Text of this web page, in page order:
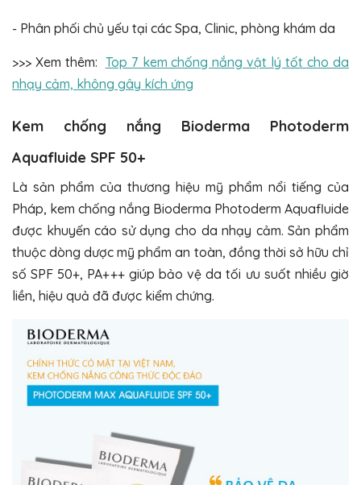
- Phân phối chủ yếu tại các Spa, Clinic, phòng khám da
>>> Xem thêm: Top 7 kem chống nắng vật lý tốt cho da
nhạy cảm, không gây kích ứng
Kem chống nắng Bioderma Photoderm
Aquafluide SPF 50+
Là sản phẩm của thương hiệu mỹ phẩm nổi tiếng của
Pháp, kem chống nắng Bioderma Photoderm Aquafluide
được khuyến cáo sử dụng cho da nhạy cảm. Sản phẩm
thuộc dòng dược mỹ phẩm an toàn, đồng thời sở hữu chỉ
số SPF 50+, PA+++ giúp bảo vệ da tối ưu suốt nhiều giờ
liền, hiệu quả đã được kiểm chứng.